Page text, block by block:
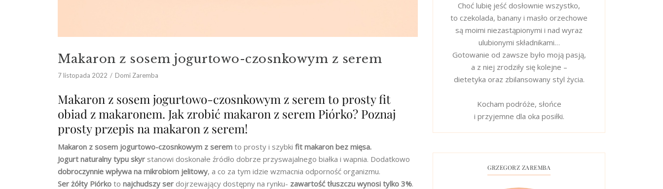
Makaron z sosem jogurtowo-czosnkowym z serem
7 listopada 2022 Domi Zaremba
Makaron z sosem jogurtowo-czosnkowym z serem to prosty fit
obiad z makaronem. Jak zrobić makaron z serem Piórko? Poznaj
prosty przepis na makaron z serem!
Makaron z sosem jogurtowo-czosnkowym z serem to prosty i szybki fit makaron bez mięsa.
Jogurt naturalny typu skyr stanowi doskonałe źródło dobrze przyswajalnego białka i wapnia. Dodatkowo
dobroczynnie wpływa na mikrobiom jelitowy, a co za tym idzie wzmacnia odporność organizmu.
Ser żółty Piórko to najchudszy ser dojrzewający dostępny na rynku- zawartość tłuszczu wynosi tylko 3%.
Choć lubię jeść dosłownie wszystko,
to czekolada, banany i masło orzechowe
są moimi niezastąpionymi i nad wyraz
ulubionymi składnikami…
Gotowanie od zawsze było moją pasją,
a z niej zrodziły się kolejne –
dietetyka oraz zbilansowany styl życia.
Kocham podróże, słońce
i przyjemne dla oka posiłki.
GRZEGORZ ZAREMBA